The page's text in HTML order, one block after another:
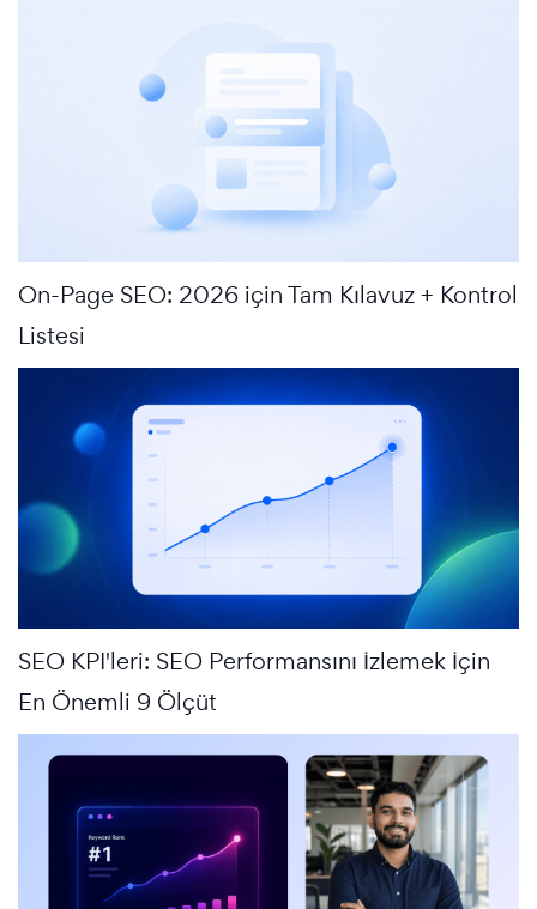
On-Page SEO: 2026 için Tam Kılavuz + Kontrol
Listesi
SEO KPI'leri: SEO Performansını İzlemek İçin
En Önemli 9 Ölçüt